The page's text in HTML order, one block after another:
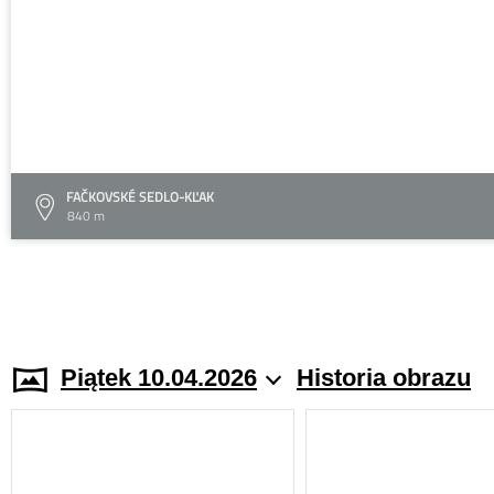
FAČKOVSKÉ SEDLO-KĽAK
840 m
Piątek 10.04.2026 Historia obrazu